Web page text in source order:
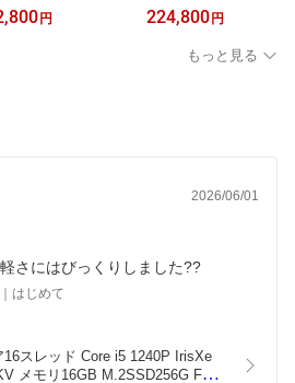
Core i5 8500 メモ
USB3.1 マルチ 省
円
モリ32G DELL OPTIPLE
X Tower Plus 7020 m.2S
SD1TB マルチ RadeonR
X Windows11【中古】
224,800 円
もっと見る
2026/06/01
さにはびっくりしました??
はじめて
スレッド Core i5 1240P IrisXe
メモリ16GB M.2SSD256G FHD